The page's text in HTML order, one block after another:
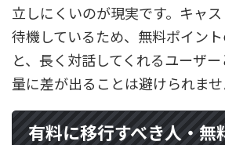
立しにくいのが現実です。キャ
待機しているため、無料ポイン
と、長く対話してくれるユーザ
量に差が出ることは避けられませ
有料に移行すべき人・無